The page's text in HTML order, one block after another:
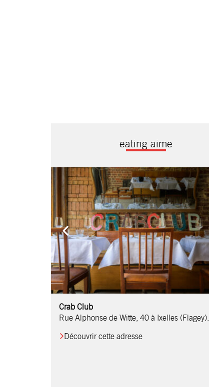
eating aime
Comptoir Chouchou
Crab Club
Rue Alphonse de Witte, 40 à Ixelles (Flagey).
Découvrir cette adresse
OM Restaurant
Table & Comptoir
Le Relais d’Orti
Studio 97
Löctave Restaurant
F-eat Restaurant
L’Art des Mets
Restaurant Harmonie
La Table de Jean